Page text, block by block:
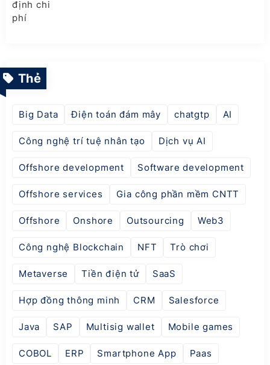
Thẻ
Big Data Điện toán đám mây chatgtp AI
Công nghệ trí tuệ nhân tạo Dịch vụ AI
Offshore development Software development
Offshore services Gia công phần mềm CNTT
Offshore Onshore Outsourcing Web3
Công nghệ Blockchain NFT Trò chơi
Metaverse Tiền điện tử SaaS
Hợp đồng thông minh CRM Salesforce
Java SAP Multisig wallet Mobile games
COBOL ERP Smartphone App Paas